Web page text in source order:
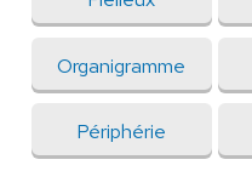
Organigramme
Périphérie